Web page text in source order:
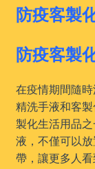
防疫客製
防疫客製
在疫情期間隨
精洗手液和客
製化生活用品
液，不僅可以
帶，讓更多人看